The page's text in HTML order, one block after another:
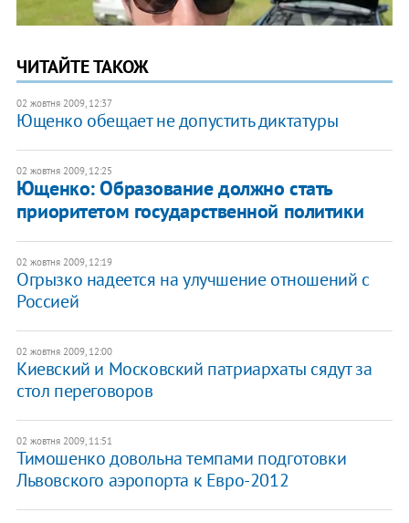
ЧИТАЙТЕ ТАКОЖ
02 жовтня 2009, 12:37
Ющенко обещает не допустить диктатуры
02 жовтня 2009, 12:25
Ющенко: Образование должно стать
приоритетом государственной политики
02 жовтня 2009, 12:19
Огрызко надеется на улучшение отношений с
Россией
02 жовтня 2009, 12:00
Киевский и Московский патриархаты сядут за
стол переговоров
02 жовтня 2009, 11:51
Тимошенко довольна темпами подготовки
Львовского аэропорта к Евро-2012